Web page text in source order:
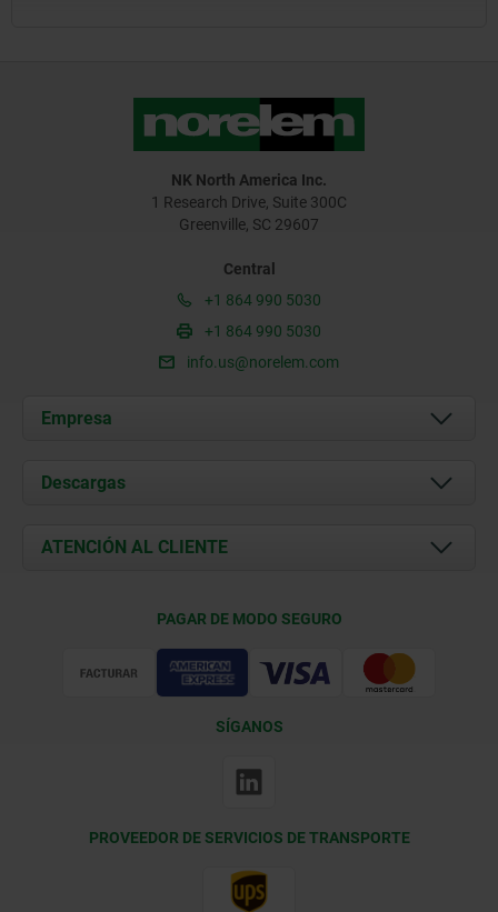
NK North America Inc.
1 Research Drive, Suite 300C
Greenville, SC 29607
Central
+1 864 990 5030
+1 864 990 5030
info.us@norelem.com
Empresa
Acerca de nosotros
Contacto
Descargas
Documents
ATENCIÓN AL CLIENTE
PAGAR DE MODO SEGURO
SÍGANOS
PROVEEDOR DE SERVICIOS DE TRANSPORTE